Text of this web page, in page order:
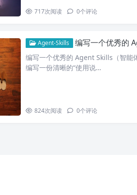
717次阅读 0个评论
Agent-Skills 编写一个优秀的
编写一个优秀的 Agent Skills（智能
编写一份清晰的“使用说…
824次阅读 0个评论